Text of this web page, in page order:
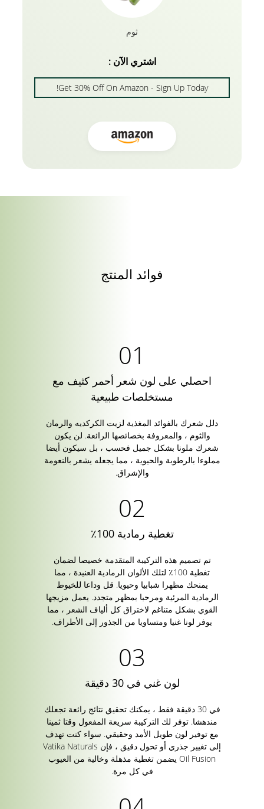
ثوم
اشتري الآن :
Get 30% Off On Amazon - Sign Up Today!
فوائد المنتج
احصلي على لون شعر أحمر كثيف مع
مستخلصات طبيعية
دلل شعرك بالفوائد المغذية لزيت الكركديه والرمان
والثوم ، والمعروفة بخصائصها الرائعة. لن يكون
شعرك ملونا بشكل جميل فحسب ، بل سيكون أيضا
مملوءا بالرطوبة والحيوية ، مما يجعله يشعر بالنعومة
والإشراق.
تغطية رمادية 100٪
تم تصميم هذه التركيبة المتقدمة خصيصا لضمان
تغطية 100٪ لتلك الألوان الرمادية العنيدة ، مما
يمنحك مظهرا شبابيا وحيويا. قل وداعا للخيوط
الرمادية المرئية ومرحبا بمظهر متجدد. يعمل مزيجها
القوي بشكل متناغم لاختراق كل ألياف الشعر ، مما
يوفر لونا غنيا ومتساويا من الجذور إلى الأطراف.
لون غني في 30 دقيقة
في 30 دقيقة فقط ، يمكنك تحقيق نتائج رائعة تجعلك
مندهشا. توفر لك التركيبة سريعة المفعول وقتا ثمينا
مع توفير لون طويل الأمد وحقيقي. سواء كنت تهدف
إلى تغيير جذري أو تحول دقيق ، فإن Vatika Naturals
Oil Fusion يضمن تغطية مذهلة وخالية من العيوب
في كل مرة.